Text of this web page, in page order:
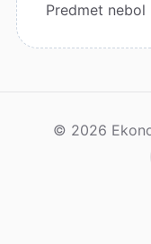
Predmet nebol
© 2026